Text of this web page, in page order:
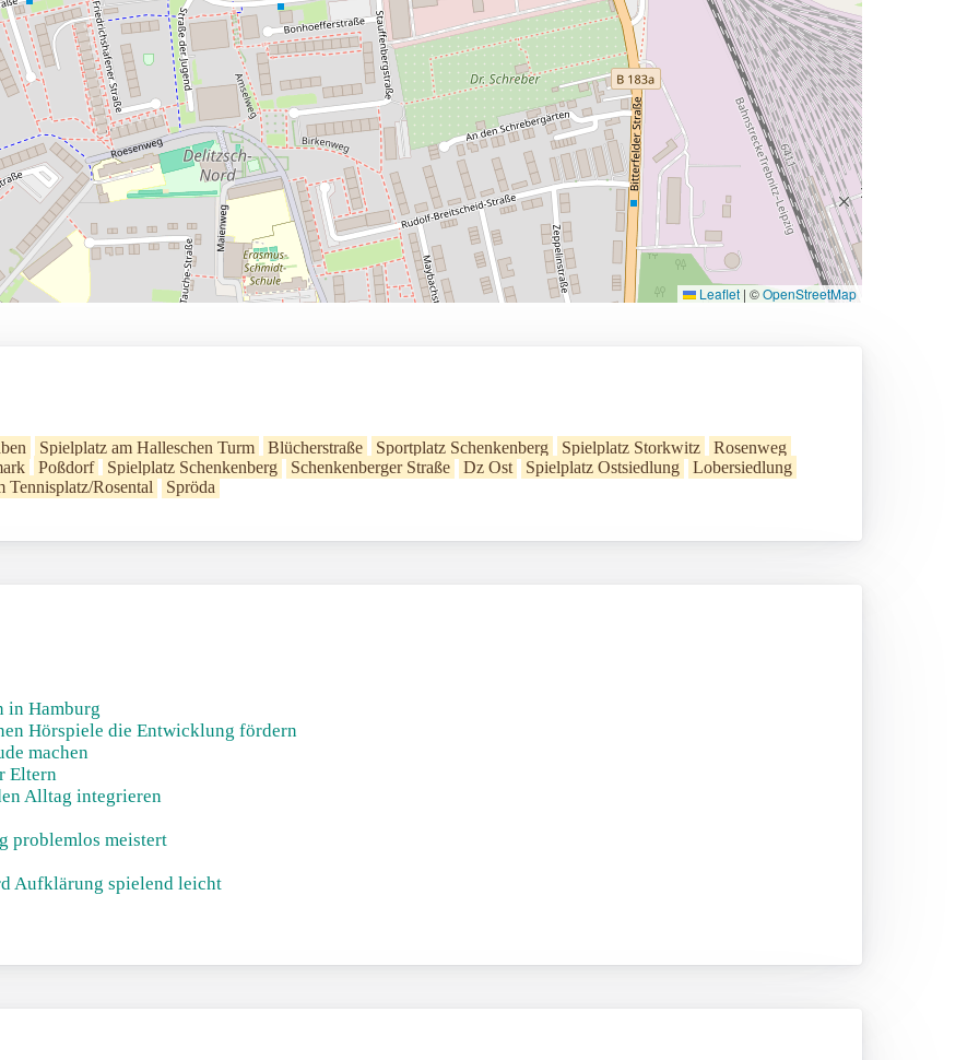
Leaflet | ©OpenStreetMap
Spielplatz am Halleschen Turm Blücherstraße Sportplatz Schenkenberg Spielplatz Storkwitz
Rosenweg
Poßdorf Spielplatz Schenkenberg Schenkenberger Straße Dz Ost Spielplatz Ostsiedlung
Lobersiedlung
Tennisplatz/Rosental
Spröda
in Hamburg
Hörspiele die Entwicklung fördern
machen
Eltern
Alltag integrieren
problemlos meistert
Aufklärung spielend leicht